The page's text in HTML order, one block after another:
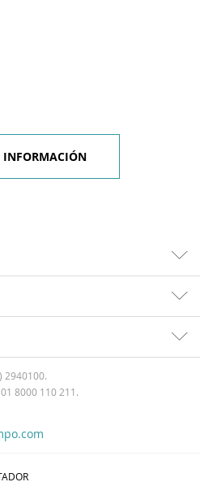
INFORMACIÓN
2940100.
8000 110 211.